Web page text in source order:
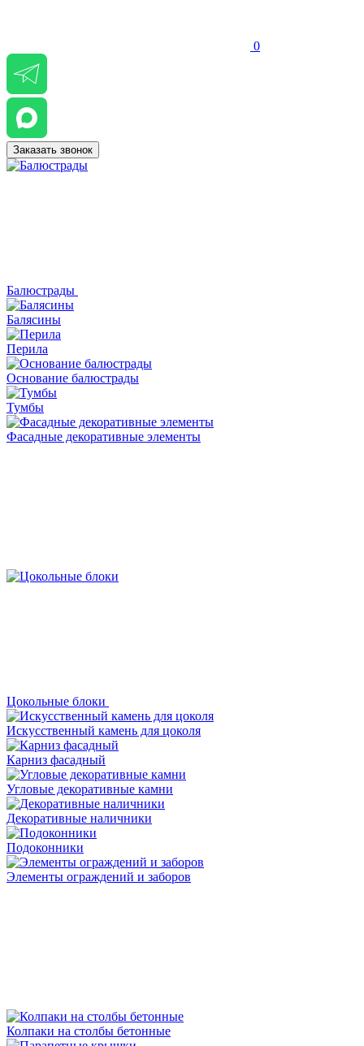
0
Заказать звонок
Балюстрады
Балясины
Перила
Основание балюстрады
Тумбы
Фасадные декоративные элементы
Цокольные блоки
Искусственный камень для цоколя
Карниз фасадный
Угловые декоративные камни
Декоративные наличники
Подоконники
Элементы ограждений и заборов
Колпаки на столбы бетонные